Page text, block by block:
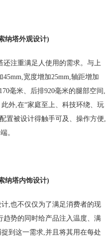
纳塔外观设计)
还注重满足人使用的需求。与上
宽度增加25mm,轴距增加
毫米、后排920毫米的腿部空间,
外,在“家庭至上、科技环绕、玩
置被设计得触手可及、操作方便,
。
纳塔内饰设计)
,也不仅仅为了满足消费者的现
趋势的同时给产品注入温度、满
到这一需求,并且将其用在每处